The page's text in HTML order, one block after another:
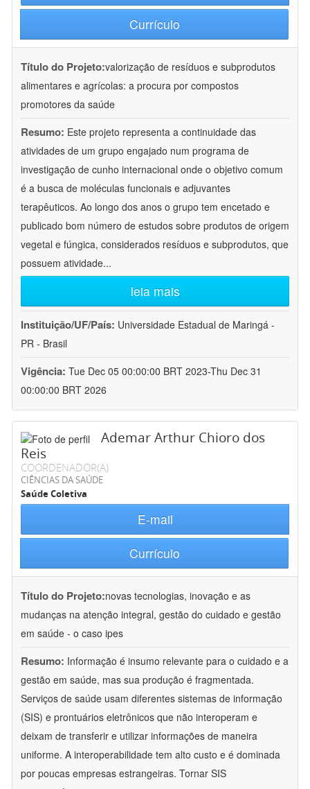
Currículo
Título do Projeto:valorização de resíduos e subprodutos
alimentares e agrícolas: a procura por compostos
promotores da saúde
Resumo: Este projeto representa a continuidade das
atividades de um grupo engajado num programa de
investigação de cunho internacional onde o objetivo comum
é a busca de moléculas funcionais e adjuvantes
terapêuticos. Ao longo dos anos o grupo tem encetado e
publicado bom número de estudos sobre produtos de origem
vegetal e fúngica, considerados resíduos e subprodutos, que
possuem atividade...
leia mais
Instituição/UF/País: Universidade Estadual de Maringá -
PR - Brasil
Vigência: Tue Dec 05 00:00:00 BRT 2023-Thu Dec 31
00:00:00 BRT 2026
Ademar Arthur Chioro dos
Reis
COORDENADOR(A)
CIÊNCIAS DA SAÚDE
Saúde Coletiva
E-mail
Currículo
Título do Projeto:novas tecnologias, inovação e as
mudanças na atenção integral, gestão do cuidado e gestão
em saúde - o caso ipes
Resumo: Informação é insumo relevante para o cuidado e a
gestão em saúde, mas sua produção é fragmentada.
Serviços de saúde usam diferentes sistemas de informação
(SIS) e prontuários eletrônicos que não interoperam e
deixam de transferir e utilizar informações de maneira
uniforme. A interoperabilidade tem alto custo e é dominada
por poucas empresas estrangeiras. Tornar SIS